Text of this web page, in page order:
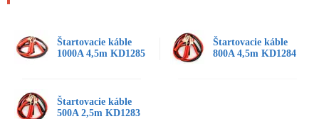
Štartovacie káble
1000A 4,5m KD1285
Štartovacie káble
800A 4,5m KD1284
Štartovacie káble
500A 2,5m KD1283